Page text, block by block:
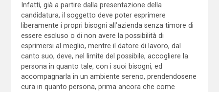
Infatti, già a partire dalla presentazione della
candidatura, il soggetto deve poter esprimere
liberamente i propri bisogni all’azienda senza timore di
essere escluso o di non avere la possibilità di
esprimersi al meglio, mentre il datore di lavoro, dal
canto suo, deve, nel limite del possibile, accogliere la
persona in quanto tale, con i suoi bisogni, ed
accompagnarla in un ambiente sereno, prendendosene
cura in quanto persona, prima ancora che come